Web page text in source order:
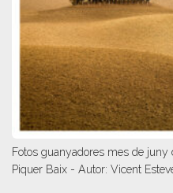
Fotos guanyadores mes de
Piquer Baix - Autor: Vicent